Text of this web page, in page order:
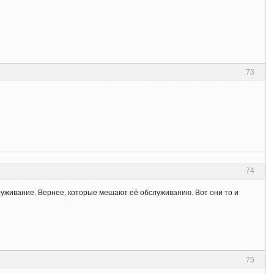
73
74
Вернее, которые мешают её обслуживанию. Вот они то и
75